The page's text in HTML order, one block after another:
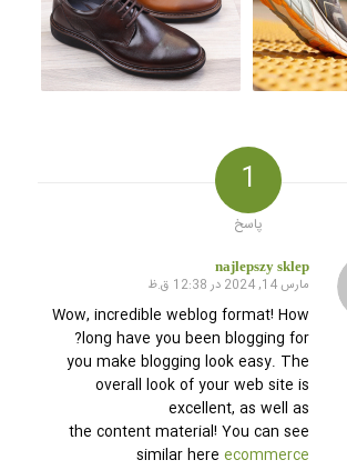
1
پاسخ
najlepszy sklep
گفته:
مارس 14, 2024 در 12:38 ق.ظ
Wow, incredible weblog format! How
long have you been blogging for?
you make blogging look easy. The
overall look of your web site is
excellent, as well as
the content material! You can see
similar hereecommerce